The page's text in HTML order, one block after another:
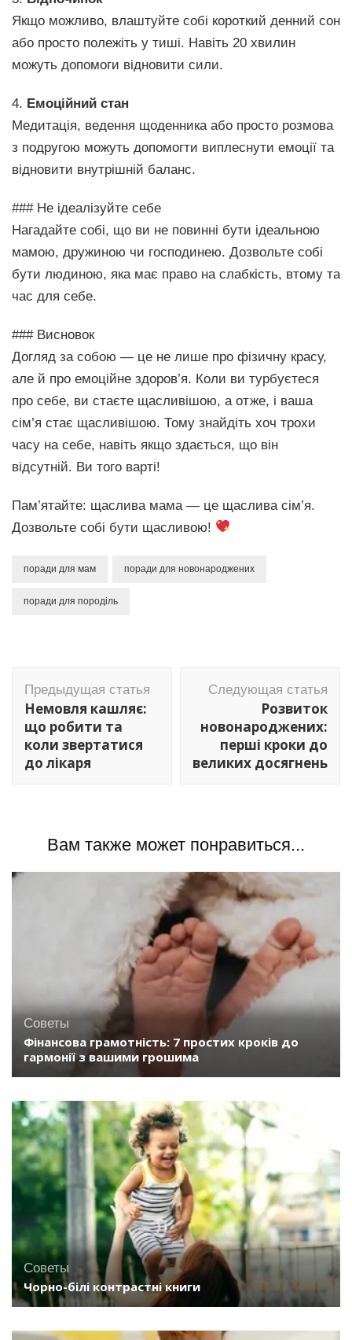
Якщо можливо, влаштуйте собі короткий денний сон
або просто полежіть у тиші. Навіть 20 хвилин
можуть допомоги відновити сили.
4. Емоційний стан
Медитація, ведення щоденника або просто розмова
з подругою можуть допомогти виплеснути емоції та
відновити внутрішній баланс.
### Не ідеалізуйте себе
Нагадайте собі, що ви не повинні бути ідеальною
мамою, дружиною чи господинею. Дозвольте собі
бути людиною, яка має право на слабкість, втому та
час для себе.
### Висновок
Догляд за собою — це не лише про фізичну красу,
але й про емоційне здоров’я. Коли ви турбуєтеся
про себе, ви стаєте щасливішою, а отже, і ваша
сім’я стає щасливішою. Тому знайдіть хоч трохи
часу на себе, навіть якщо здається, що він
відсутній. Ви того варті!
Пам’ятайте: щаслива мама — це щаслива сім’я.
Дозвольте собі бути щасливою!
поради для мам поради для новонароджених
поради для породіль
по
записям
Предыдущая статья
Немовля кашляє:
що робити та
коли звертатися
до лікаря
Следующая статья
Розвиток
новонароджених:
перші кроки до
великих досягнень
Вам также может понравиться...
Советы
Фінансова грамотність: 7 простих кроків до
гармонії з вашими грошима
Советы
Чорно-білі контрастні книги